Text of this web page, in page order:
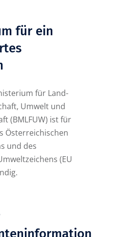
für ein
für Land-
Umwelt und
(BMLFUW) ist für
Österreichischen
und des
(EU